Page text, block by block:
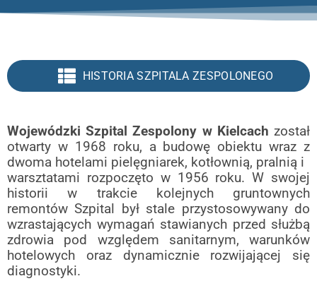
HISTORIA SZPITALA ZESPOLONEGO
Wojewódzki Szpital Zespolony w Kielcach został
otwarty w 1968 roku, a budowę obiektu wraz z
dwoma hotelami pielęgniarek, kotłownią, pralnią i
warsztatami rozpoczęto w 1956 roku. W swojej
historii w trakcie kolejnych gruntownych
remontów Szpital był stale przystosowywany do
wzrastających wymagań stawianych przed służbą
zdrowia pod względem sanitarnym, warunków
hotelowych oraz dynamicznie rozwijającej się
diagnostyki.